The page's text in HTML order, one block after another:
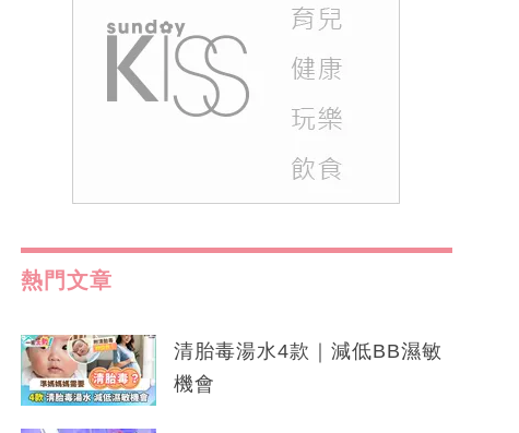
熱門文章
清胎毒湯水4款｜減低BB濕敏
機會